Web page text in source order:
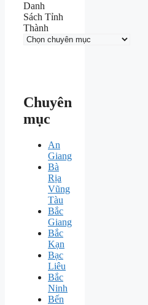
Danh
Sách Tỉnh
Thành
Chuyên
mục
An
Giang
Bà
Rịa
Vũng
Tàu
Bắc
Giang
Bắc
Kạn
Bạc
Liêu
Bắc
Ninh
Bến